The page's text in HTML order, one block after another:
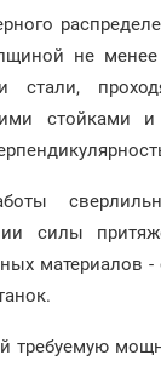
не
стали,
стойками
силы
материалов -
требуемую